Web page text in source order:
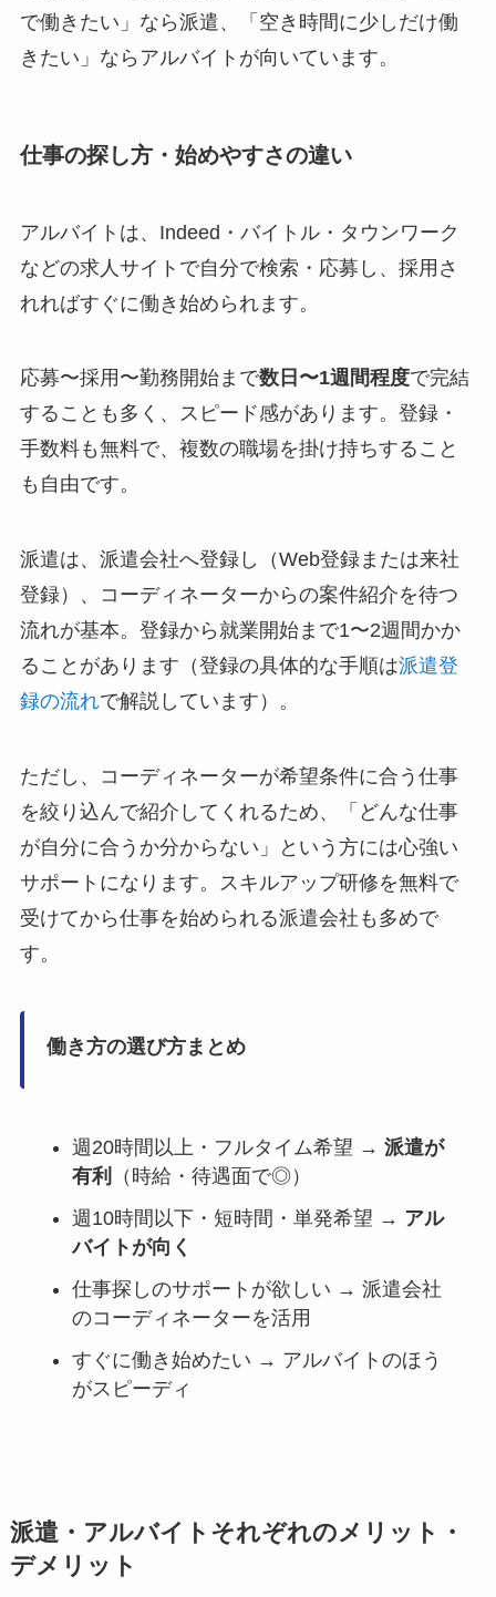
で働きたい」なら派遣、「空き時間に少しだけ働
きたい」ならアルバイトが向いています。
仕事の探し方・始めやすさの違い
アルバイトは、Indeed・バイトル・タウンワーク
などの求人サイトで自分で検索・応募し、採用さ
れればすぐに働き始められます。
応募〜採用〜勤務開始まで数日〜1週間程度で完結
することも多く、スピード感があります。登録・
手数料も無料で、複数の職場を掛け持ちすること
も自由です。
派遣は、派遣会社へ登録し（Web登録または来社
登録）、コーディネーターからの案件紹介を待つ
流れが基本。登録から就業開始まで1〜2週間かか
ることがあります（登録の具体的な手順は派遣登
録の流れで解説しています）。
ただし、コーディネーターが希望条件に合う仕事
を絞り込んで紹介してくれるため、「どんな仕事
が自分に合うか分からない」という方には心強い
サポートになります。スキルアップ研修を無料で
受けてから仕事を始められる派遣会社も多めで
す。
働き方の選び方まとめ
週20時間以上・フルタイム希望 → 派遣が
有利
（時給・待遇面で◎）
週10時間以下・短時間・単発希望 → アル
バイトが向く
仕事探しのサポートが欲しい → 派遣会社
のコーディネーターを活用
すぐに働き始めたい → アルバイトのほう
がスピーディ
派遣・アルバイトそれぞれのメリット・
デメリット